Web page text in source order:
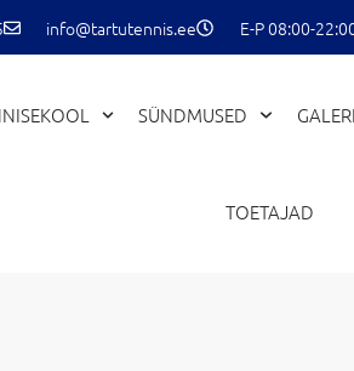
info@tartutennis.ee E-P 08:00-
SÜNDMUSED
TOETAJAD